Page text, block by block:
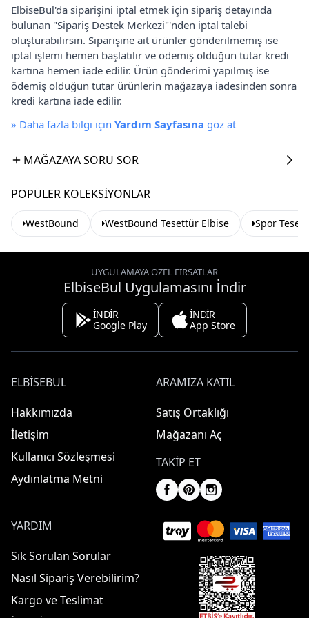
ElbiseBul'da siparişini iptal etmek için sipariş detayında
bulunan "Sipariş Destek Merkezi"'nden iptal talebi
oluşturabilirsin. Siparişine ait ürünler gönderilmemiş ise
iptal işlemi hemen başlatılır ve ödemiş olduğun tutar kredi
kartına hemen iade edilir. Ürün gönderimi yapılmış ise
ödemiş olduğun tutar ürünlerin mağazaya iadesinden sonra
kredi kartına iade edilir.
» Daha fazla bilgi için Yardım Sayfasına göz at
MAĞAZAYA SORU SOR
POPÜLER KOLEKSIYONLAR
WestBound WestBound Tesettür Elbise Spor
UYGULAMAYA ÖZEL FIRSATLAR
ElbiseBul Uygulamasını İndir
İNDİR
Google Play
İNDİR
App Store
ELBISEBUL
Hakkımızda
İletişim
Kullanıcı Sözleşmesi
Aydınlatma Metni
ARAMIZA KATIL
Satış Ortaklığı
Mağazanı Aç
TAKIP ET
YARDIM
Sık Sorulan Sorular
Nasıl Sipariş Verebilirim?
Kargo ve Teslimat